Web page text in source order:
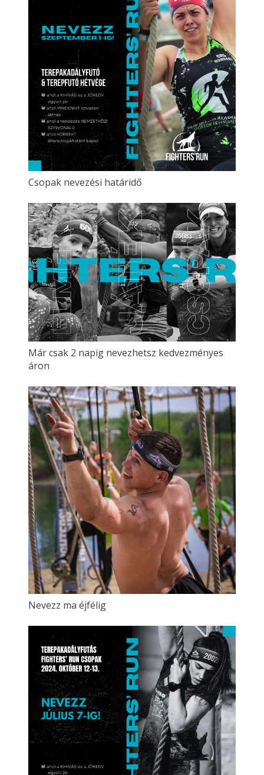
Csopak nevezési határidő
Már csak 2 napig nevezhetsz kedvezményes
áron
Nevezz ma éjfélig